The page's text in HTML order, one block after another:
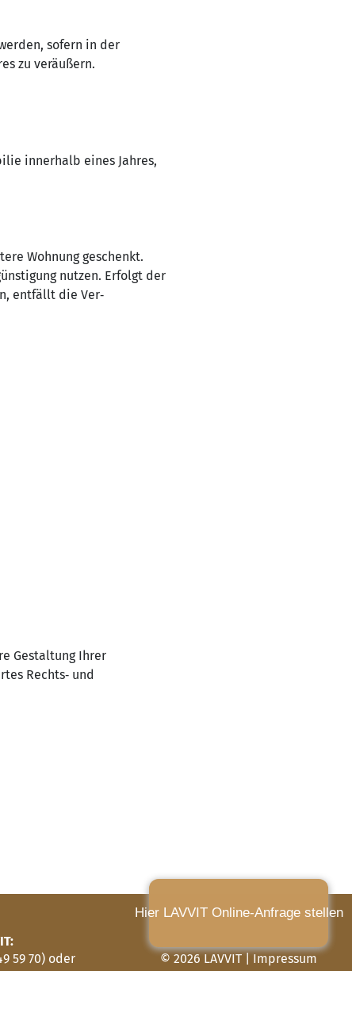
sofern in der
zu veräußern.
innerhalb eines Jahres,
Wohnung geschenkt.
nutzen. Erfolgt der
entfällt die Ver‑
Gestaltung Ihrer
Rechts‑ und
59 70) oder
© 2026 LAVVIT | Impressum
Hier LAVVIT Online-Anfrage stellen